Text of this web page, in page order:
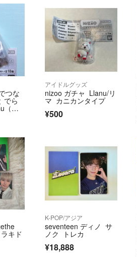
つな
でら
（リ
アイドルグッズ
nizoo ガチャ Llanu/リ
マ カニカンタイプ
¥500
キド
K-POP/アジア
seventeen ディノ サ
ノク トレカ
¥18,888